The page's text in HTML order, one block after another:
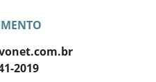
2019